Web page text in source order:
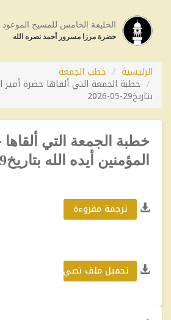
الخليفة الخامس للمسيح الموعود
حضرة مرزا مسرور أحمد نصره الله
الرئيسية خطب الجمعة
خطبة الجمعة التي ألقاها حضرة أمير
بتاريخ29-05-2026
خطبة الجمعة التي
المؤمنين أيده الله بتاريخ29-05-2026
ترجمة مقروءة
تحميل ملف نصي